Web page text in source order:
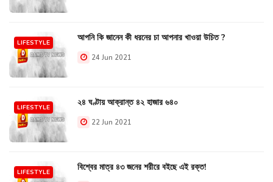
LIFESTYLE আপনি কি জানেন কী ধরনের চা আপনার খাওয়া উচিত ?
24 Jun 2021
LIFESTYLE ২৪ ঘণ্টায় আক্রান্ত ৪২ হাজার ৬৪০
22 Jun 2021
LIFESTYLE বিশ্বের মাত্র ৪৩ জনের শরীরে বইছে এই রক্ত!